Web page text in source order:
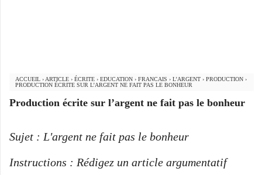
ACCUEIL › ARTICLE › ÉCRITE › EDUCATION › FRANCAIS › L’ARGENT › PRODUCTION ›
PRODUCTION ÉCRITE SUR L’ARGENT NE FAIT PAS LE BONHEUR
Production écrite sur l’argent ne fait pas le bonheur
Sujet : L'argent ne fait pas le bonheur
Instructions : Rédigez un article argumentatif